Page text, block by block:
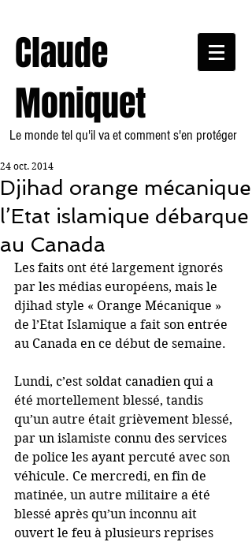
Claude
Moniquet
Le monde tel qu'il va et comment s'en protéger
Djihad orange mécanique
l’Etat islamique débarque
au Canada
24 oct. 2014
Les faits ont été largement ignorés
par les médias européens, mais le
djihad style « Orange Mécanique »
de l’Etat Islamique a fait son entrée
au Canada en ce début de semaine.
Lundi, c’est soldat canadien qui a
été mortellement blessé, tandis
qu’un autre était grièvement blessé,
par un islamiste connu des services
de police les ayant percuté avec son
véhicule. Ce mercredi, en fin de
matinée, un autre militaire a été
blessé après qu’un inconnu ait
ouvert le feu à plusieurs reprises